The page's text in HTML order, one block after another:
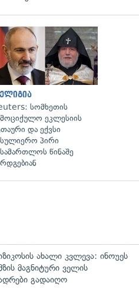
სომხეთის
ეკლესიის
და ექვსი
პირი
წინაშე
ახალი კვლევა: ინოუეს
მაგნიტური ველის
გადაიღო